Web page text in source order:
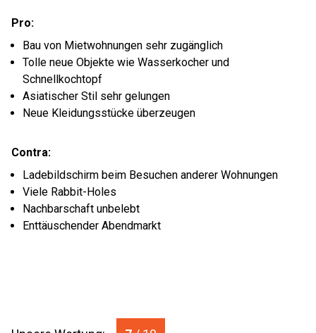
Pro:
Bau von Mietwohnungen sehr zugänglich
Tolle neue Objekte wie Wasserkocher und
Schnellkochtopf
Asiatischer Stil sehr gelungen
Neue Kleidungsstücke überzeugen
Contra:
Ladebildschirm beim Besuchen anderer Wohnungen
Viele Rabbit-Holes
Nachbarschaft unbelebt
Enttäuschender Abendmarkt